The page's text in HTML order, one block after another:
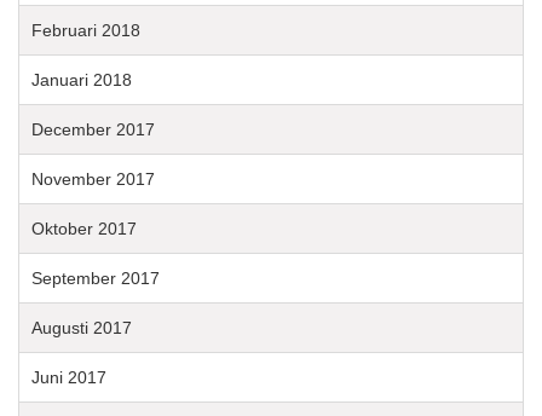
Februari 2018
Januari 2018
December 2017
November 2017
Oktober 2017
September 2017
Augusti 2017
Juni 2017